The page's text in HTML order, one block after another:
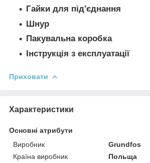
Гайки для під'єднання
Шнур
Пакувальна коробка
Інструкція з експлуатації
Приховати
Характеристики
Основні атрибути
Виробник
Grundfos
Країна виробник
Польща